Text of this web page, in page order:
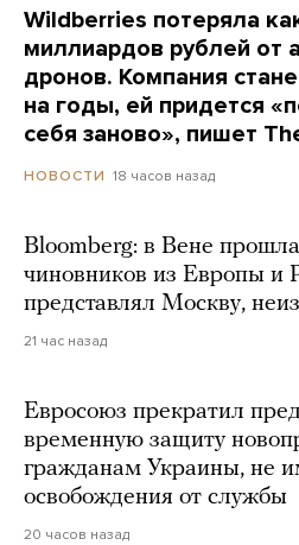
Wildberries потеряла
миллиардов рублей от
дронов. Компания
на годы, ей придется
себя заново», пишет
НОВОСТИ 18 часов назад
Bloomberg: в Вене
чиновников из Европы и
представлял Москву,
21 час назад
Евросоюз прекратил
временную защиту
гражданам Украины, не
освобождения от службы
20 часов назад